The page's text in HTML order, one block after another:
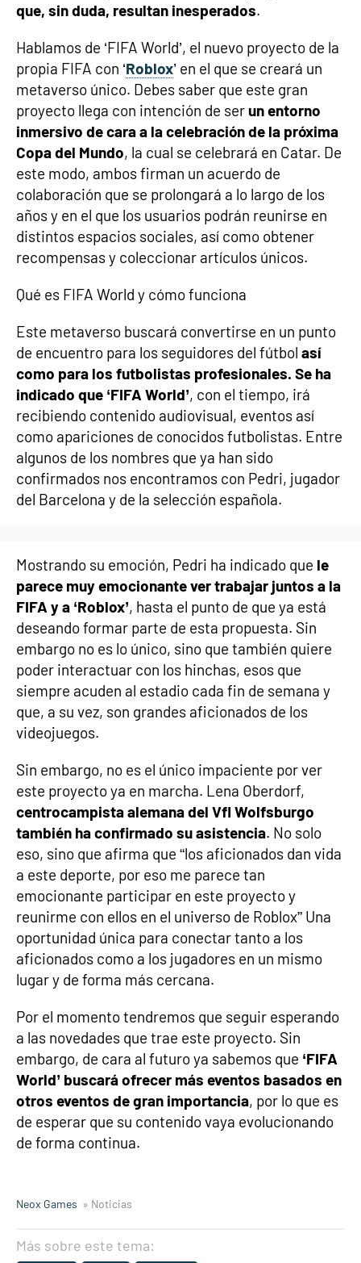
que, sin duda, resultan inesperados.
Hablamos de ‘FIFA World’, el nuevo proyecto de la
propia FIFA con ‘Roblox’ en el que se creará un
metaverso único. Debes saber que este gran
proyecto llega con intención de serun entorno
inmersivo de cara a la celebración de la próxima
Copa del Mundo, la cual se celebrará en Catar. De
este modo, ambos firman un acuerdo de
colaboración que se prolongará a lo largo de los
años y en el que los usuarios podrán reunirse en
distintos espacios sociales, así como obtener
recompensas y coleccionar artículos únicos.
Qué es FIFA World y cómo funciona
Este metaverso buscará convertirse en un punto
de encuentro para los seguidores del fútbol así
como para los futbolistas profesionales. Se ha
indicado que ‘FIFA World’, con el tiempo, irá
recibiendo contenido audiovisual, eventos así
como apariciones de conocidos futbolistas. Entre
algunos de los nombres que ya han sido
confirmados nos encontramos con Pedri, jugador
del Barcelona y de la selección española.
Mostrando su emoción, Pedri ha indicado que le
parece muy emocionante ver trabajar juntos a la
FIFA y a ‘Roblox’, hasta el punto de que ya está
deseando formar parte de esta propuesta. Sin
embargo no es lo único, sino que también quiere
poder interactuar con los hinchas, esos que
siempre acuden al estadio cada fin de semana y
que, a su vez, son grandes aficionados de los
videojuegos.
Sin embargo, no es el único impaciente por ver
este proyecto ya en marcha. Lena Oberdorf,
centrocampista alemana del Vfl Wolfsburgo
también ha confirmado su asistencia. No solo
eso, sino que afirma que “los aficionados dan vida
a este deporte, por eso me parece tan
emocionante participar en este proyecto y
reunirme con ellos en el universo de Roblox” Una
oportunidad única para conectar tanto a los
aficionados como a los jugadores en un mismo
lugar y de forma más cercana.
Por el momento tendremos que seguir esperando
a las novedades que trae este proyecto. Sin
embargo, de cara al futuro ya sabemos que ‘FIFA
World’ buscará ofrecer más eventos basados en
otros eventos de gran importancia, por lo que es
de esperar que su contenido vaya evolucionando
de forma continua.
Neox Games » Noticias
Más sobre este tema: